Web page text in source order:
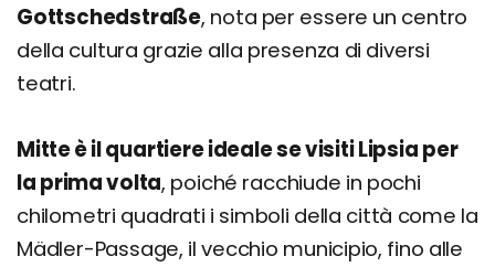
Gottschedstraße, nota per essere un centro
della cultura grazie alla presenza di diversi
teatri.
Mitte è il quartiere ideale se visiti Lipsia per
la prima volta, poiché racchiude in pochi
chilometri quadrati i simboli della città come la
Mädler-Passage, il vecchio municipio, fino alle